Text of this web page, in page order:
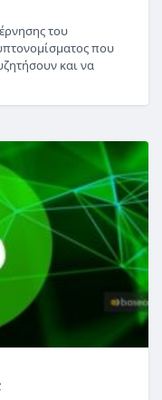
του
που
και να